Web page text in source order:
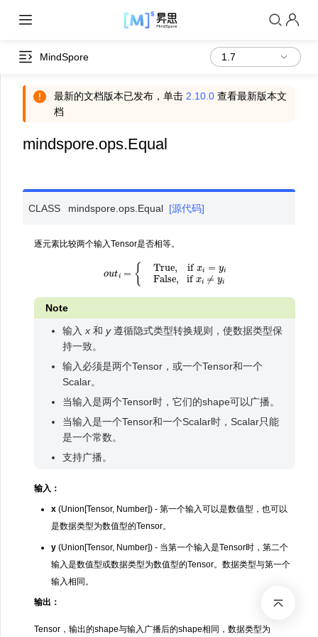
MindSpore
最新的文档版本已发布，单击 2.10.0 查看最新版本文
档
mindspore.ops.Equal
CLASS mindspore.ops. Equal [源代码]
逐元素比较两个输入Tensor是否相等。
True, ifx False, if
Note
输入x 和 y遵循隐式类型转换规则，使数据类型保
持一致。
输入必须是两个Tensor，或一个Tensor和一个
Scalar。
当输入是两个Tensor时，它们的shape可以广播。
当输入是一个Tensor和一个Scalar时，Scalar只能
是一个常数。
支持广播。
输入：
x (Union[Tensor, Number]) - 第一个输入可以是数值型，也可以
是数据类型为数值型的Tensor。
y (Union[Tensor, Number]) - 当第一个输入是Tensor时，第二个
输入是数值型或数据类型为数值型的Tensor。数据类型与第一个
输入相同。
输出：
Tensor，输出的shape与输入广播后的shape相同，数据类型为